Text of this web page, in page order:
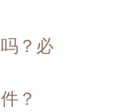
？必
？